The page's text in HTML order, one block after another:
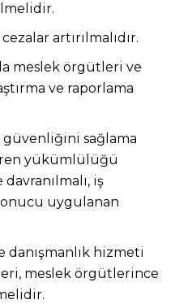
artırılmalıdır.
meslek örgütleri ve
ve raporlama
güvenliğini sağlama
yükümlülüğü
iş
uygulanan
hizmeti
meslek örgütlerince